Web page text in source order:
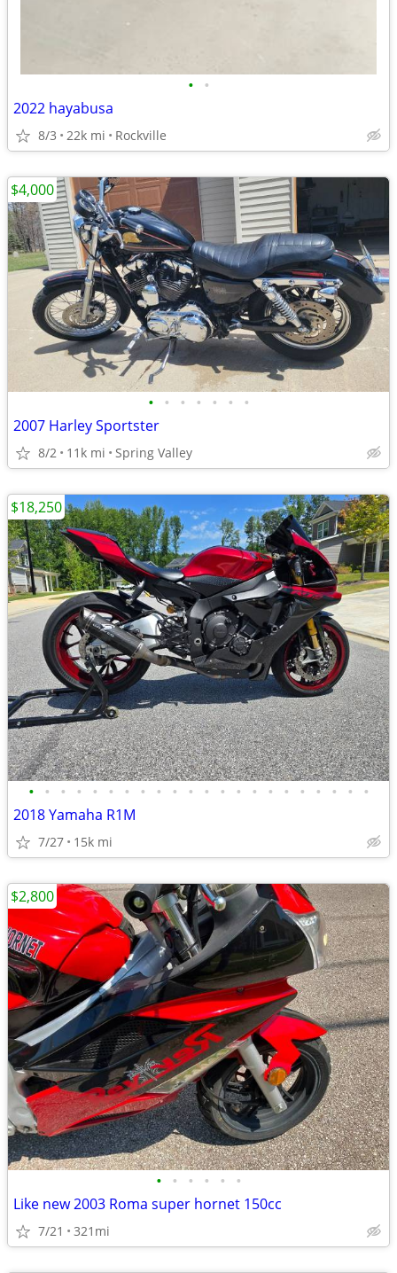
• •
2022 hayabusa
8/3 22k mi Rockville
• • • • • • •
2007 Harley Sportster
8/2 11k mi Spring Valley
$4,000
• • • • • • • • • • • • • • • • • • • • • •
2018 Yamaha R1M
7/27 15k mi
$18,250
• • • • • •
Like new 2003 Roma super hornet 150cc
7/21 321mi
$2,800